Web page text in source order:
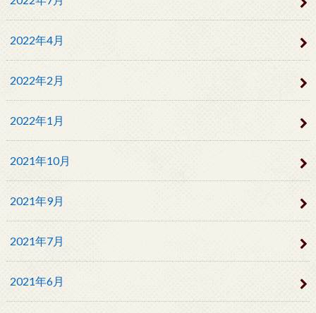
2022年4月
2022年2月
2022年1月
2021年10月
2021年9月
2021年7月
2021年6月